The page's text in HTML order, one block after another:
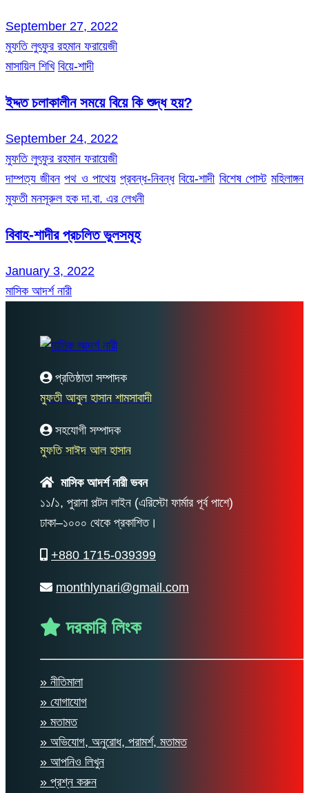
September 27, 2022
মুফতি লুৎফুর রহমান ফরায়েজী
মাসায়িল শিখি বিয়ে-শাদী
ইদ্দত চলাকালীন সময়ে বিয়ে কি শুদ্ধ হয়?
September 24, 2022
মুফতি লুৎফুর রহমান ফরায়েজী
দাম্পত্য জীবন পথ ও পাথেয় প্রবন্ধ-নিবন্ধ বিয়ে-শাদী বিশেষ পোস্ট মহিলাঙ্গন
মুফতী মনসূরুল হক দা.বা. এর লেখনী
বিবাহ-শাদীর প্রচলিত ভুলসমূহ
January 3, 2022
মাসিক আদর্শ নারী
প্রতিষ্ঠাতা সম্পাদক
মুফতী আবুল হাসান শামসাবাদী
সহযোগী সম্পাদক
মুফতি সাঈদ আল হাসান
মাসিক আদর্শ নারী ভবন
১১/১, পুরানা পল্টন লাইন (এরিস্টো ফার্মার পূর্ব পাশে)
ঢাকা–১০০০ থেকে প্রকাশিত।
+880 1715-039399
monthlynari@gmail.com
দরকারি লিংক
» নীতিমালা
» যোগাযোগ
» মতামত
» অভিযোগ, অনুরোধ, পরামর্শ, মতামত
» আপনিও লিখুন
» প্রশ্ন করুন